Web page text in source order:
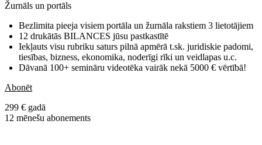
Žurnāls un portāls
Bezlimita pieeja visiem portāla un žurnāla rakstiem 3 lietotājiem
12 drukātās BILANCES jūsu pastkastītē
Iekļauts visu rubriku saturs pilnā apmērā t.sk. juridiskie padomi,
tiesības, bizness, ekonomika, noderīgi rīki un veidlapas u.c.
Dāvanā 100+ semināru videotēka vairāk nekā 5000 € vērtībā!
Abonēt
299 € gadā
12 mēnešu abonements